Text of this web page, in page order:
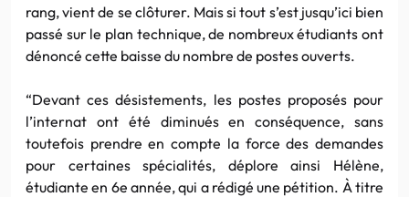
rang, vient de se clôturer. Mais si tout s’est jusqu’ici bien
passé sur le plan technique, de nombreux étudiants ont
dénoncé cette baisse du nombre de postes ouverts.
“Devant ces désistements, les postes proposés pour
l’internat ont été diminués en conséquence, sans
toutefois prendre en compte la force des demandes
pour certaines spécialités, déplore ainsi Hélène,
étudiante en 6e année, qui a rédigé une pétition. À titre